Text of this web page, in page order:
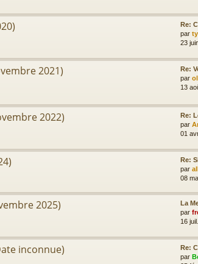
Re:
par
23
2021)
Re:
par
13
2022)
Re:
par
01
Re:
par
08
2025)
La
par
16
inconnue)
Re:
par